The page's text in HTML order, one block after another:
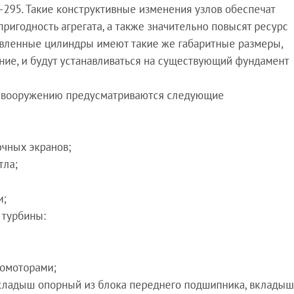
Такие конструктивные изменения узлов обеспечат
агрегата, а также значительно повысят ресурс
цилиндры имеют такие же габаритные размеры,
и будут устанавливаться на существующий фундамент
предусматриваются следующие
экранов;
опорный из блока переднего подшипника, вкладыш